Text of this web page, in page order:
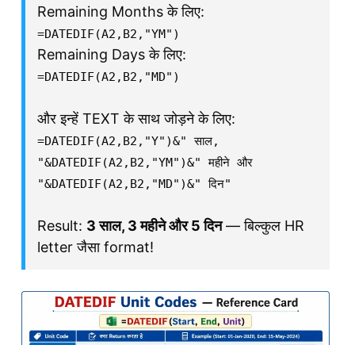
Remaining Months के लिए:
=DATEDIF(A2,B2,"YM")
Remaining Days के लिए:
=DATEDIF(A2,B2,"MD")
और इन्हें TEXT के साथ जोड़ने के लिए:
=DATEDIF(A2,B2,"Y")&" साल,
"&DATEDIF(A2,B2,"YM")&" महीने और
"&DATEDIF(A2,B2,"MD")&" दिन"
Result: 3 साल, 3 महीने और 5 दिन— बिल्कुल HR
letter जैसा format!